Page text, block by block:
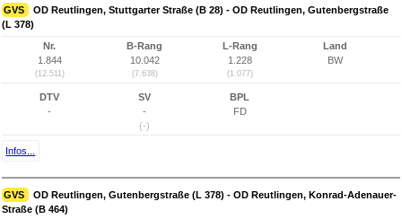
GVS
OD Reutlingen, Stuttgarter Straße (B 28) - OD Reutlingen, Gutenbergstraße
(L 378)
Nr.
1.844
(12.511)
B-Rang
10.042
(7.638)
L-Rang
1.228
(1.077)
Land
BW
DTV
-
SV
-
(-)
BPL
FD
Infos...
GVS
OD Reutlingen, Gutenbergstraße (L 378) - OD Reutlingen, Konrad-Adenauer-
Straße (B 464)